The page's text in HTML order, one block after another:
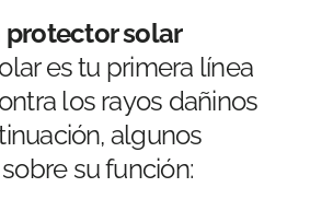
protector solar
es tu primera línea
los rayos dañinos
algunos
su función: